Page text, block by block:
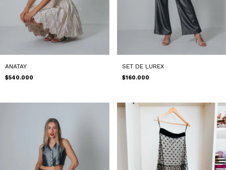
ANATAY
$540.000
SET DE LUREX
$160.000